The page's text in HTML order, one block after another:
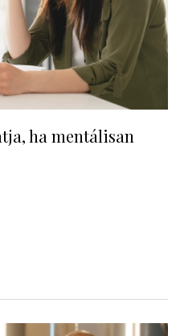
ha mentálisan